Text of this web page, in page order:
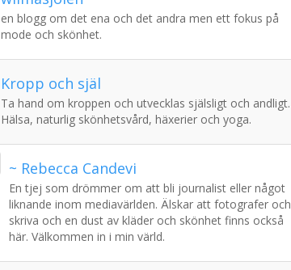
en blogg om det ena och det andra men ett fokus på
mode och skönhet.
Kropp och själ
Ta hand om kroppen och utvecklas själsligt och andligt.
Hälsa, naturlig skönhetsvård, häxerier och yoga.
~ Rebecca Candevi
En tjej som drömmer om att bli journalist eller något
liknande inom mediavärlden. Älskar att fotografer och
skriva och en dust av kläder och skönhet finns också
här. Välkommen in i min värld.